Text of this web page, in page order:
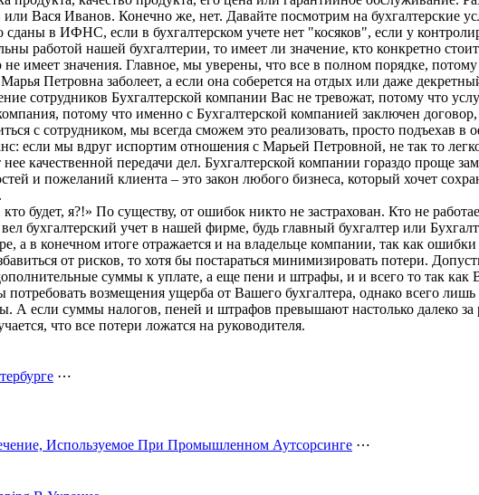
Вася Иванов. Конечно же, нет. Давайте посмотрим на бухгалтерские
в ИФНС, если в бухгалтерском учете нет "косяков", если у
работой нашей бухгалтерии, то имеет ли значение, кто конкретно
имеет значения. Главное, мы уверены, что все в полном порядке,
Петровна заболеет, а если она соберется на отдых или даже
сотрудников Бухгалтерской компании Вас не тревожат, потому что
потому что именно с Бухгалтерской компанией заключен
с сотрудником, мы всегда сможем это реализовать, просто подъехав в
если мы вдруг испортим отношения с Марьей Петровной, не так то легко
качественной передачи дел. Бухгалтерской компании гораздо проще
и пожеланий клиента – это закон любого бизнеса, который хочет
будет, я?!» По существу, от ошибок никто не застрахован. Кто не
бухгалтерский учет в нашей фирме, будь главный бухгалтер или
а в конечном итоге отражается и на владельце компании, так как
от рисков, то хотя бы постараться минимизировать потери.
суммы к уплате, а еще пени и штрафы, и и всего то так как
возмещения ущерба от Вашего бухгалтера, однако всего лишь
А если суммы налогов, пеней и штрафов превышают настолько далеко за
что все потери ложатся на руководителя.
⋯
Используемое При Промышленном Аутсорсинге ⋯